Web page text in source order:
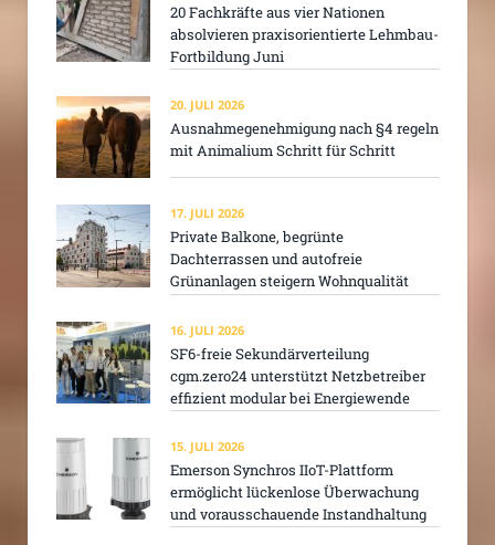
20 Fachkräfte aus vier Nationen
absolvieren praxisorientierte Lehmbau-
Fortbildung Juni
20. JULI 2026
Ausnahmegenehmigung nach §4 regeln
mit Animalium Schritt für Schritt
17. JULI 2026
Private Balkone, begrünte
Dachterrassen und autofreie
Grünanlagen steigern Wohnqualität
16. JULI 2026
SF6-freie Sekundärverteilung
cgm.zero24 unterstützt Netzbetreiber
effizient modular bei Energiewende
15. JULI 2026
Emerson Synchros IIoT-Plattform
ermöglicht lückenlose Überwachung
und vorausschauende Instandhaltung